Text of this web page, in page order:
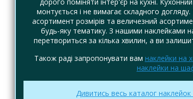
монтується і не вимагає складного
асортимент розмірів та величезний
будь-яку тематику. З нашими наклейками
перетвориться за кілька хвилин, а ви
Також раді запропонувати вам наклейки на
наклейки на
Дивитись весь каталог